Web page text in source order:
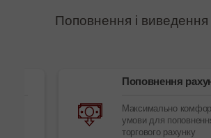
Поповнення і виведення
Поповнення
Максимально
умови для
торгового рахунку